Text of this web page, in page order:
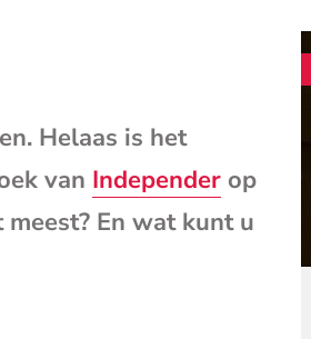
(opent
Helaas is het
van Independer op
En wat kunt u